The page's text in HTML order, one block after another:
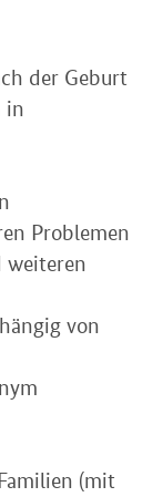
der Geburt
in
Problemen
weiteren
von
(mit